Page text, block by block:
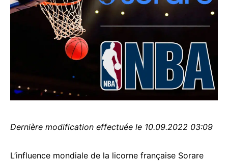
Dernière modification effectuée le 10.09.2022 03:09
L’influence mondiale de la licorne française Sorare